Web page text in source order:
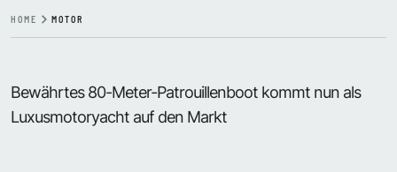
HOME MOTOR
Bewährtes 80-Meter-Patrouillenboot kommt nun als
Luxusmotoryacht auf den Markt